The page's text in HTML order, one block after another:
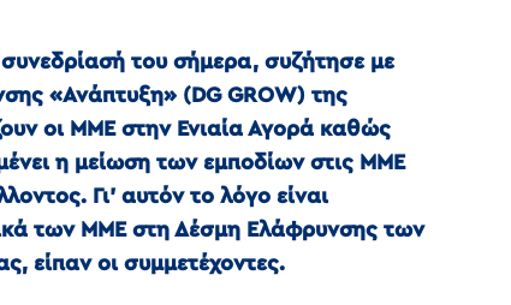
του σήμερα, συζήτησε με
«Ανάπτυξη» (DG GROW) της
οι ΜΜΕ στην Ενιαία Αγορά καθώς
η μείωση των εμποδίων στις ΜΜΕ
Γι’ αυτόν το λόγο είναι
των ΜΜΕ στη Δέσμη Ελάφρυνσης των
είπαν οι συμμετέχοντες.